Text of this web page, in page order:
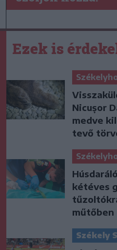
Ezek is
Nicușor
medve
tevő
kétéves
műtőben
Székely